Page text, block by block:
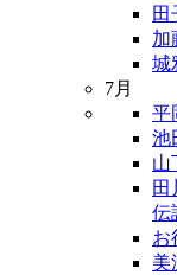
田
加
城
7月
平
池
山
田
伝
お
美